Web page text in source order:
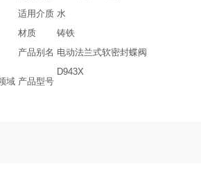
适用介质 水
材质
铸铁
产品别名 电动法兰式软密封蝶阀
域 产品型号
D943X